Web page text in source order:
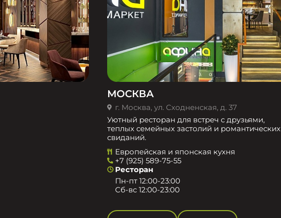
МОСКВА
г. Москва, ул. Сходненская, д. 37
Уютный ресторан для встреч с друзьями,
теплых семейных застолий и романтических
свиданий.
Европейская и японская кухня
+7 (925) 589-75-55
Ресторан
Пн-пт 12:00-23:00
Сб-вс 12:00-23:00